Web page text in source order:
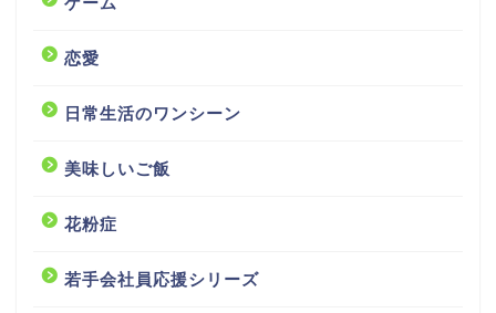
恋愛
日常生活のワンシーン
美味しいご飯
花粉症
若手会社員応援シリーズ